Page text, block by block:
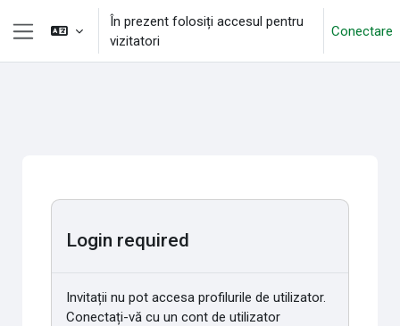
Sari la conţinutul principal
Panou lateral
În prezent folosiți accesul pentru
vizitatori
Conectare
Login required
Invitații nu pot accesa profilurile de utilizator.
Conectați-vă cu un cont de utilizator